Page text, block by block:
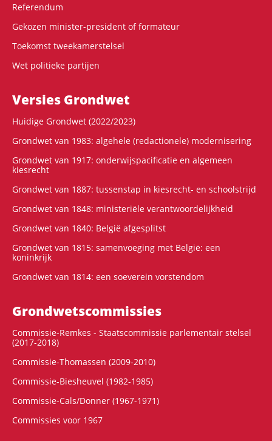
Referendum
Gekozen minister-president of formateur
Toekomst tweekamerstelsel
Wet politieke partijen
Versies Grondwet
Huidige Grondwet (2022/2023)
Grondwet van 1983: algehele (redactionele) modernisering
Grondwet van 1917: onderwijspacificatie en algemeen
kiesrecht
Grondwet van 1887: tussenstap in kiesrecht- en schoolstrijd
Grondwet van 1848: ministeriële verantwoordelijkheid
Grondwet van 1840: België afgesplitst
Grondwet van 1815: samenvoeging met België: een
koninkrijk
Grondwet van 1814: een soeverein vorstendom
Grondwets­commissies
Commissie-Remkes - Staatscommissie parlementair stelsel
(2017-2018)
Commissie-Thomassen (2009-2010)
Commissie-Biesheuvel (1982-1985)
Commissie-Cals/Donner (1967-1971)
Commissies voor 1967